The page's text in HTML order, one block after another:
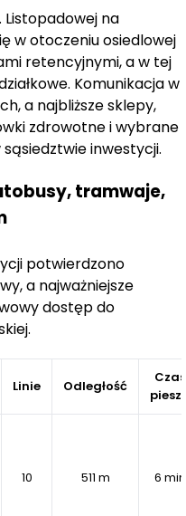
zgodnie zzałożeniami
. Inwestycję cechuje
urbanistyczna, która
z kameralnym
elementem projektu
wodą
środowiskowych
. Etap Aurora jako
Radomiu uzyskał ten
realizowane są
ocenę „Very
rozwiązań
rozwój i komfort
Listopadowej na
w otoczeniu osiedlowej
retencyjnymi, a w tej
Komunikacja w
a najbliższe sklepy,
zdrowotne i wybrane
sąsiedztwie inwestycji.
tramwaje,
potwierdzono
a najważniejsze
dostęp do
Linie Odległość
Czas
10 511 m 6 min